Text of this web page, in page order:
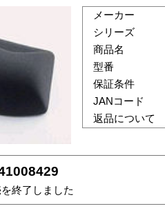
メーカー
シリーズ
商品名
型番
保証条件
JANコード
返品について
終了しました